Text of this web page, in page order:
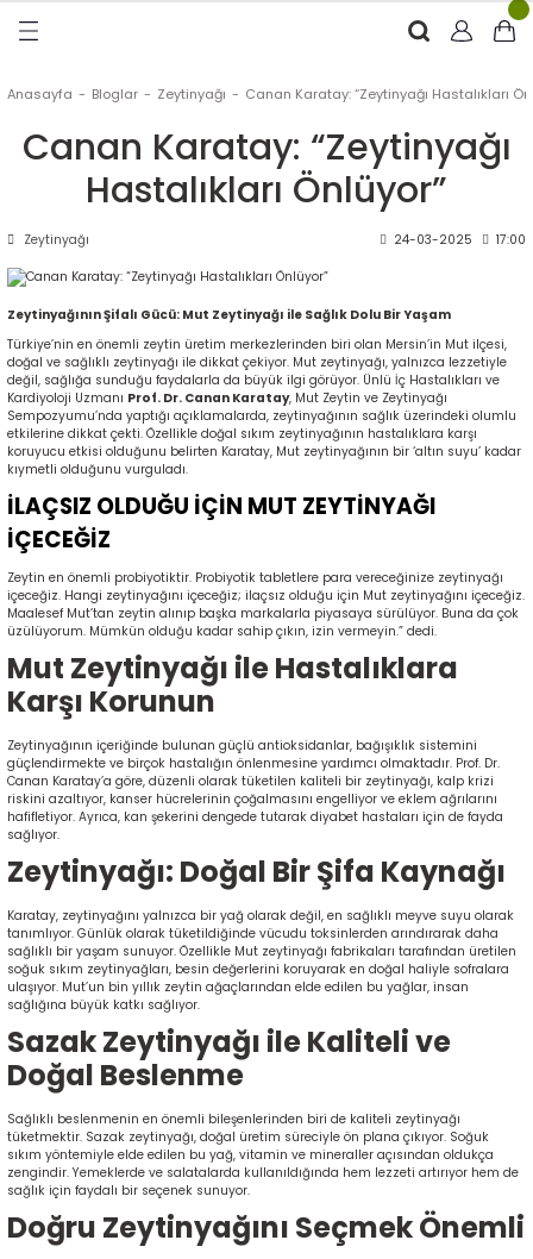
(Soğuk Sıkım)
Kolonyası
Anasayfa Bloglar Zeytinyağı Canan Karatay: “Zeytinyağı Hastalıkları
Canan Karatay: “Zeytinyağı
Hastalıkları Önlüyor”
Zeytinyağı 24-03-2025 17:00
Zeytinyağının Şifalı Gücü: Mut Zeytinyağı ile Sağlık Dolu Bir Yaşam
Türkiye’nin en önemli zeytin üretim merkezlerinden biri olan Mersin’in Mut ilçesi,
doğal ve sağlıklı zeytinyağı ile dikkat çekiyor. Mut zeytinyağı, yalnızca lezzetiyle
değil, sağlığa sunduğu faydalarla da büyük ilgi görüyor. Ünlü İç Hastalıkları ve
Kardiyoloji Uzmanı Prof. Dr. Canan Karatay, Mut Zeytin ve Zeytinyağı
Sempozyumu’nda yaptığı açıklamalarda, zeytinyağının sağlık üzerindeki olumlu
etkilerine dikkat çekti. Özellikle doğal sıkım zeytinyağının hastalıklara karşı
koruyucu etkisi olduğunu belirten Karatay, Mut zeytinyağının bir ‘altın suyu’ kadar
kıymetli olduğunu vurguladı.
İLAÇSIZ OLDUĞU İÇİN MUT ZEYTİNYAĞI
İÇECEĞİZ
Zeytin en önemli probiyotiktir. Probiyotik tabletlere para vereceğinize zeytinyağı
içeceğiz. Hangi zeytinyağını içeceğiz; ilaçsız olduğu için Mut zeytinyağını içeceğiz.
Maalesef Mut’tan zeytin alınıp başka markalarla piyasaya sürülüyor. Buna da çok
üzülüyorum. Mümkün olduğu kadar sahip çıkın, izin vermeyin.” dedi.
Mut Zeytinyağı ile Hastalıklara
Karşı Korunun
Zeytinyağının içeriğinde bulunan güçlü antioksidanlar, bağışıklık sistemini
güçlendirmekte ve birçok hastalığın önlenmesine yardımcı olmaktadır. Prof. Dr.
Canan Karatay’a göre, düzenli olarak tüketilen kaliteli bir zeytinyağı, kalp krizi
riskini azaltıyor, kanser hücrelerinin çoğalmasını engelliyor ve eklem ağrılarını
hafifletiyor. Ayrıca, kan şekerini dengede tutarak diyabet hastaları için de fayda
sağlıyor.
Zeytinyağı: Doğal Bir Şifa Kaynağı
Karatay, zeytinyağını yalnızca bir yağ olarak değil, en sağlıklı meyve suyu olarak
tanımlıyor. Günlük olarak tüketildiğinde vücudu toksinlerden arındırarak daha
sağlıklı bir yaşam sunuyor. Özellikle Mut zeytinyağı fabrikaları tarafından üretilen
soğuk sıkım zeytinyağları, besin değerlerini koruyarak en doğal haliyle sofralara
ulaşıyor. Mut’un bin yıllık zeytin ağaçlarından elde edilen bu yağlar, insan
sağlığına büyük katkı sağlıyor.
Sazak Zeytinyağı ile Kaliteli ve
Doğal Beslenme
Sağlıklı beslenmenin en önemli bileşenlerinden biri de kaliteli zeytinyağı
tüketmektir. Sazak zeytinyağı, doğal üretim süreciyle ön plana çıkıyor. Soğuk
sıkım yöntemiyle elde edilen bu yağ, vitamin ve mineraller açısından oldukça
zengindir. Yemeklerde ve salatalarda kullanıldığında hem lezzeti artırıyor hem de
sağlık için faydalı bir seçenek sunuyor.
Doğru Zeytinyağını Seçmek Önemli